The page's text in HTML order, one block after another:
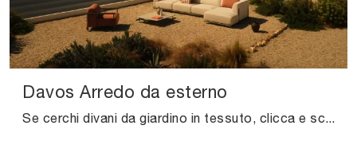
Davos Arredo da esterno